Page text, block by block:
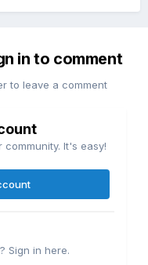
in to comment
to leave a comment
It's easy!
Sign in here.